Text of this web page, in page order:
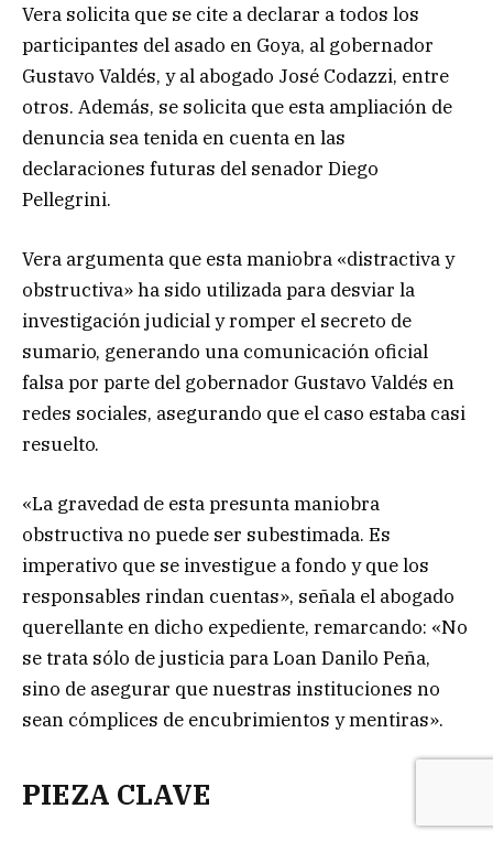
Vera solicita que se cite a declarar a todos los
participantes del asado en Goya, al gobernador
Gustavo Valdés, y al abogado José Codazzi, entre
otros. Además, se solicita que esta ampliación de
denuncia sea tenida en cuenta en las
declaraciones futuras del senador Diego
Pellegrini.
Vera argumenta que esta maniobra «distractiva y
obstructiva» ha sido utilizada para desviar la
investigación judicial y romper el secreto de
sumario, generando una comunicación oficial
falsa por parte del gobernador Gustavo Valdés en
redes sociales, asegurando que el caso estaba casi
resuelto.
«La gravedad de esta presunta maniobra
obstructiva no puede ser subestimada. Es
imperativo que se investigue a fondo y que los
responsables rindan cuentas», señala el abogado
querellante en dicho expediente, remarcando: «No
se trata sólo de justicia para Loan Danilo Peña,
sino de asegurar que nuestras instituciones no
sean cómplices de encubrimientos y mentiras».
PIEZA CLAVE